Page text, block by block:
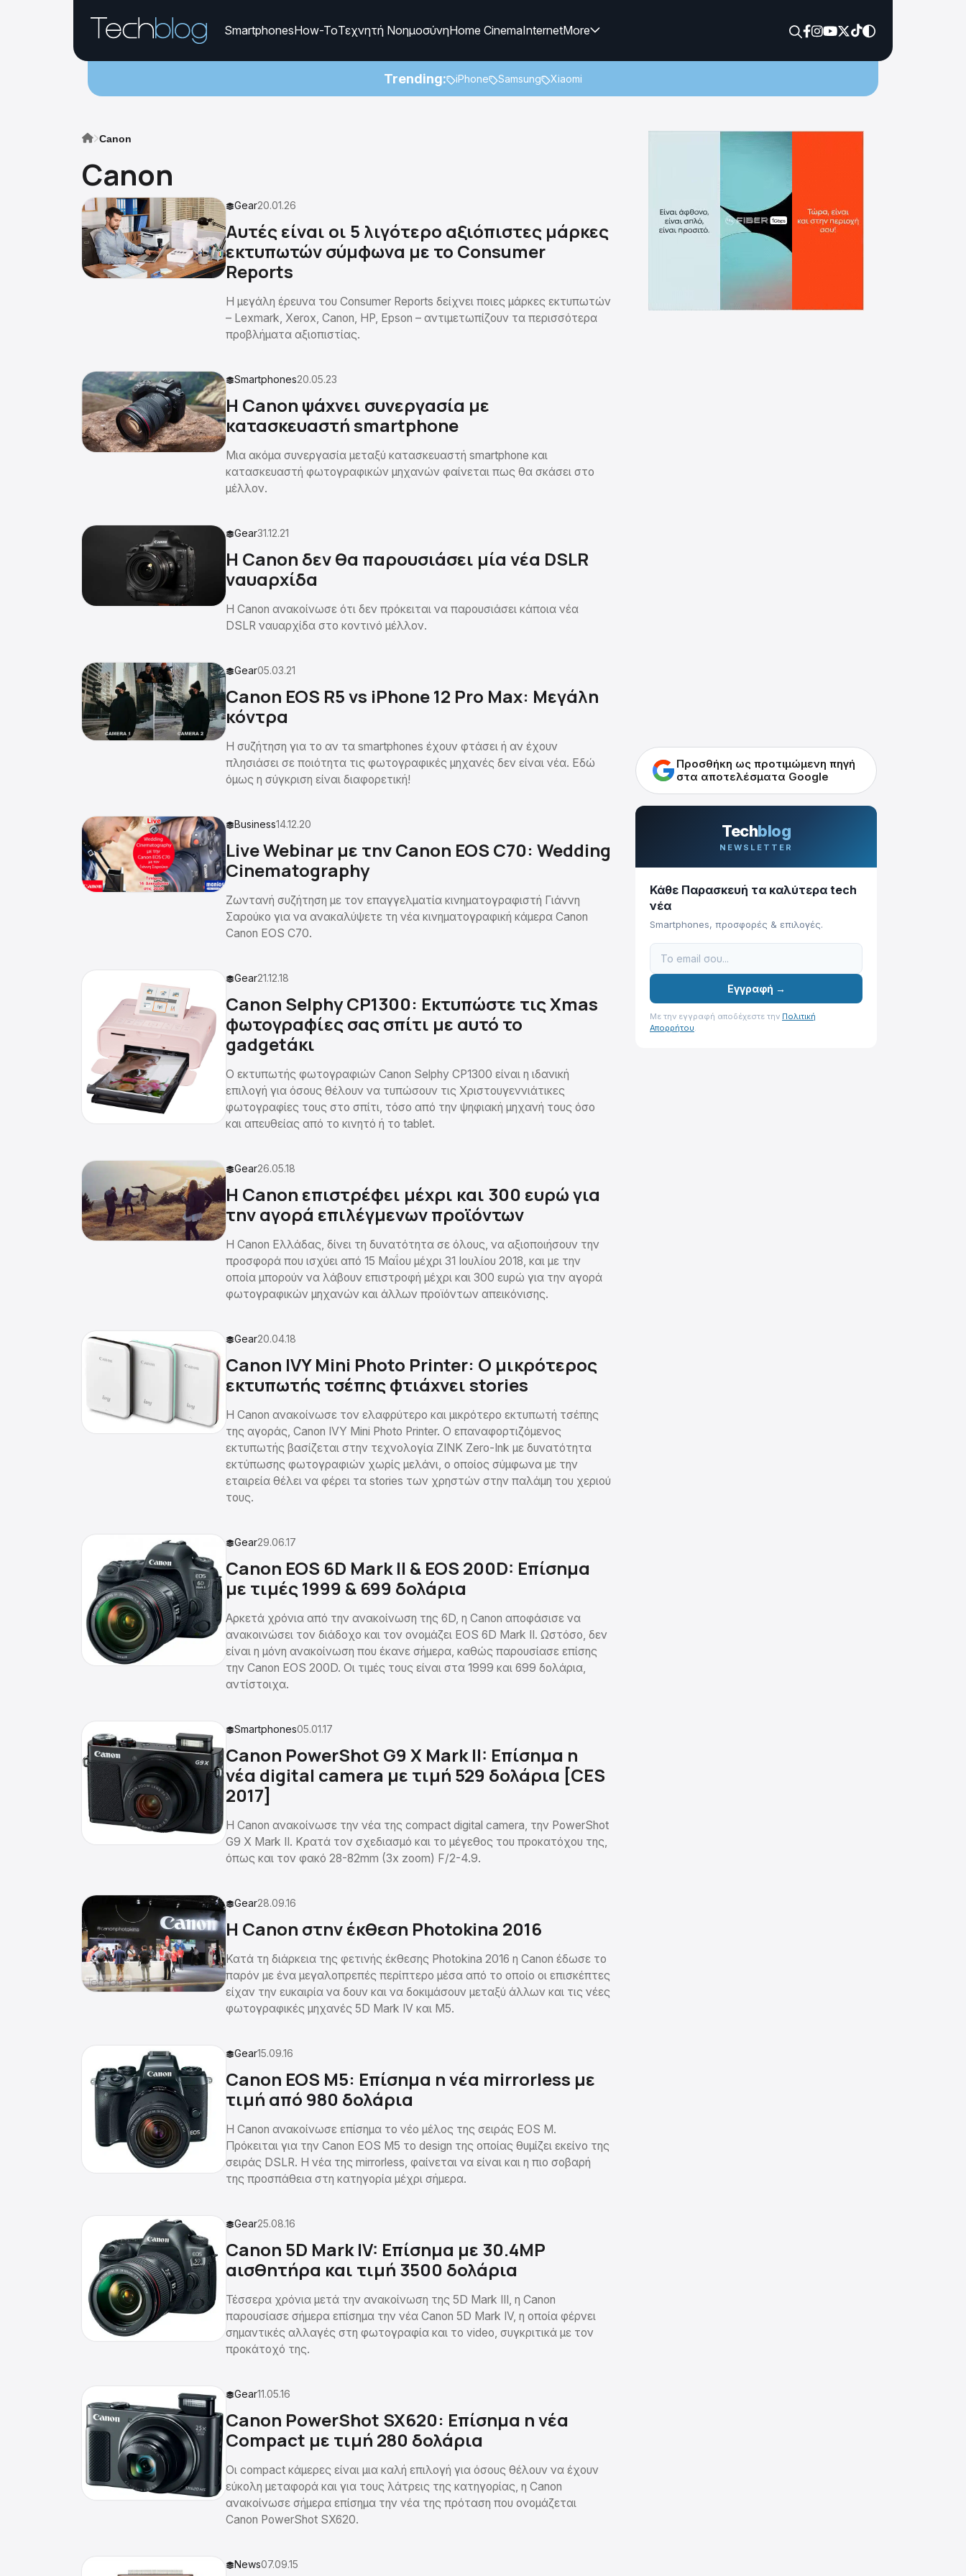
SmartphonesHow-ToΤεχνητή ΝοημοσύνηHome CinemaInternetMore
Trending: iPhone Samsung Xiaomi
Canon
Canon
Gear20.01.26
Αυτές είναι οι 5 λιγότερο αξιόπιστες μάρκες
εκτυπωτών σύμφωνα με το Consumer
Reports
Η μεγάλη έρευνα του Consumer Reports δείχνει ποιες μάρκες εκτυπωτών
– Lexmark, Xerox, Canon, HP, Epson – αντιμετωπίζουν τα περισσότερα
προβλήματα αξιοπιστίας.
Smartphones20.05.23
Η Canon ψάχνει συνεργασία με
κατασκευαστή smartphone
Μια ακόμα συνεργασία μεταξύ κατασκευαστή smartphone και
κατασκευαστή φωτογραφικών μηχανών φαίνεται πως θα σκάσει στο
μέλλον.
Gear31.12.21
H Canon δεν θα παρουσιάσει μία νέα DSLR
ναυαρχίδα
Η Canon ανακοίνωσε ότι δεν πρόκειται να παρουσιάσει κάποια νέα
DSLR ναυαρχίδα στο κοντινό μέλλον.
Gear05.03.21
Canon EOS R5 vs iPhone 12 Pro Max: Μεγάλη
κόντρα
Η συζήτηση για το αν τα smartphones έχουν φτάσει ή αν έχουν
πλησιάσει σε ποιότητα τις φωτογραφικές μηχανές δεν είναι νέα. Εδώ
όμως η σύγκριση είναι διαφορετική!
Business14.12.20
Live Webinar με την Canon EOS C70: Wedding
Cinematography
Ζωντανή συζήτηση με τον επαγγελματία κινηματογραφιστή Γιάννη
Σαρούκο για να ανακαλύψετε τη νέα κινηματογραφική κάμερα Canon
Canon EOS C70.
Gear21.12.18
Canon Selphy CP1300: Εκτυπώστε τις Xmas
φωτογραφίες σας σπίτι με αυτό το
gadgetάκι
Ο εκτυπωτής φωτογραφιών Canon Selphy CP1300 είναι η ιδανική
επιλογή για όσους θέλουν να τυπώσουν τις Χριστουγεννιάτικες
φωτογραφίες τους στο σπίτι, τόσο από την ψηφιακή μηχανή τους όσο
και απευθείας από το κινητό ή το tablet.
Gear26.05.18
Η Canon επιστρέφει μέχρι και 300 ευρώ για
την αγορά επιλέγμενων προϊόντων
Η Canon Ελλάδας, δίνει τη δυνατότητα σε όλους, να αξιοποιήσουν την
προσφορά που ισχύει από 15 Μαΐου μέχρι 31 Ιουλίου 2018, και με την
οποία μπορούν να λάβουν επιστροφή μέχρι και 300 ευρώ για την αγορά
φωτογραφικών μηχανών και άλλων προϊόντων απεικόνισης.
Gear20.04.18
Canon IVY Mini Photo Printer: Ο μικρότερος
εκτυπωτής τσέπης φτιάχνει stories
H Canon ανακοίνωσε τον ελαφρύτερο και μικρότερο εκτυπωτή τσέπης
της αγοράς, Canon IVY Mini Photo Printer. Ο επαναφορτιζόμενος
εκτυπωτής βασίζεται στην τεχνολογία ZINK Zero-Ink με δυνατότητα
εκτύπωσης φωτογραφιών χωρίς μελάνι, ο οποίος σύμφωνα με την
εταιρεία θέλει να φέρει τα stories των χρηστών στην παλάμη του χεριού
τους.
Gear29.06.17
Canon EOS 6D Mark II & EOS 200D: Επίσημα
με τιμές 1999 & 699 δολάρια
Αρκετά χρόνια από την ανακοίνωση της 6D, η Canon αποφάσισε να
ανακοινώσει τον διάδοχο και τον ονομάζει EOS 6D Mark II. Ωστόσο, δεν
είναι η μόνη ανακοίνωση που έκανε σήμερα, καθώς παρουσίασε επίσης
την Canon EOS 200D. Οι τιμές τους είναι στα 1999 και 699 δολάρια,
αντίστοιχα.
Smartphones05.01.17
Canon PowerShot G9 X Mark II: Επίσημα η
νέα digital camera με τιμή 529 δολάρια [CES
2017]
Η Canon ανακοίνωσε την νέα της compact digital camera, την PowerShot
G9 X Mark II. Κρατά τον σχεδιασμό και το μέγεθος του προκατόχου της,
όπως και τον φακό 28-82mm (3x zoom) F/2-4.9.
Gear28.09.16
H Canon στην έκθεση Photokina 2016
Κατά τη διάρκεια της φετινής έκθεσης Photokina 2016 η Canon έδωσε το
παρόν με ένα μεγαλοπρεπές περίπτερο μέσα από το οποίο οι επισκέπτες
είχαν την ευκαιρία να δουν και να δοκιμάσουν μεταξύ άλλων και τις νέες
φωτογραφικές μηχανές 5D Mark IV και M5.
Gear15.09.16
Canon EOS M5: Επίσημα η νέα mirrorless με
τιμή από 980 δολάρια
Η Canon ανακοίνωσε επίσημα το νέο μέλος της σειράς EOS M.
Πρόκειται για την Canon EOS M5 το design της οποίας θυμίζει εκείνο της
σειράς DSLR. Η νέα της mirrorless, φαίνεται να είναι και η πιο σοβαρή
της προσπάθεια στη κατηγορία μέχρι σήμερα.
Gear25.08.16
Canon 5D Mark IV: Επίσημα με 30.4MP
αισθητήρα και τιμή 3500 δολάρια
Τέσσερα χρόνια μετά την ανακοίνωση της 5D Mark III, η Canon
παρουσίασε σήμερα επίσημα την νέα Canon 5D Mark IV, η οποία φέρνει
σημαντικές αλλαγές στη φωτογραφία και το video, συγκριτικά με τον
προκάτοχό της.
Gear11.05.16
Canon PowerShot SX620: Επίσημα η νέα
Compact με τιμή 280 δολάρια
Οι compact κάμερες είναι μια καλή επιλογή για όσους θέλουν να έχουν
εύκολη μεταφορά και για τους λάτρεις της κατηγορίας, η Canon
ανακοίνωσε σήμερα επίσημα την νέα της πρόταση που ονομάζεται
Canon PowerShot SX620.
News07.09.15
Προσθήκη ως προτιμώμενη πηγή
στα αποτελέσματα Google
Techblog
NEWSLETTER
Κάθε Παρασκευή τα καλύτερα tech
νέα
Smartphones, προσφορές & επιλογές.
Εγγραφή →
Με την εγγραφή αποδέχεστε την Πολιτική
Απορρήτου.